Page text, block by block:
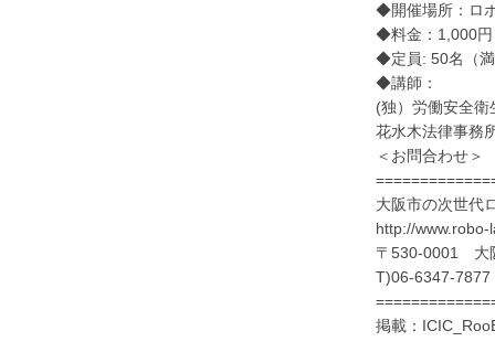
◆開催場所：ロ
◆料金：1,000
◆定員: 50名（
◆講師：
(独）労働安全
花水木法律事
＜お問合わせ＞
大阪市の次世代
http://
〒530-0001 大
T)06-6347-
掲載：